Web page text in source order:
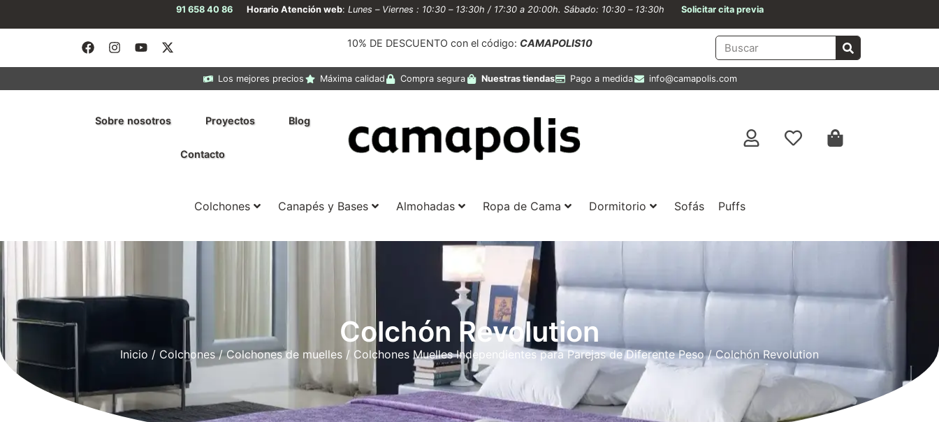
91 658 40 86 Horario Atención web: Lunes – Viernes : 10:30 – 13:30h / 17:30 a 20:00h. Sábado: 10:30 – 13:30h Solicitar cita previa
10% DE DESCUENTO con el código: CAMAPOLIS10
Los mejores precios Máxima calidad Compra segura Nuestras tiendas Pago a medida info@camapolis.com
Sobre nosotros Proyectos Blog
Contacto
Colchones Canapés y Bases Almohadas Ropa de Cama Dormitorio Sofás Puffs
Colchón Revolution
Inicio / Colchones/Colchones de muelles / Colchones Muelles Independientes para Parejas de Diferente Peso/ Colchón Revolution